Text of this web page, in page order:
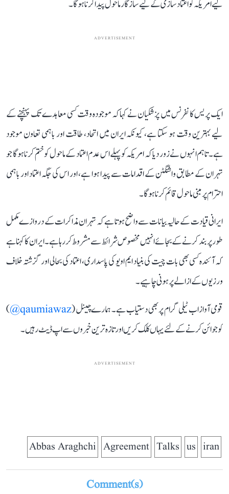
لیے امریکہ کو اعتماد سازی کے لیے سازگار ماحول پیدا کرنا ہوگا۔
ADVERTISEMENT
ایک پریس کانفرنس میں پزشکیان نے کہا کہ موجودہ وقت کسی معاہدے تک پہنچنے کے
لیے بہترین وقت ہو سکتا ہے، کیونکہ ایران میں اتحاد، طاقت اور باہمی تعاون موجود
ہے۔ تاہم انہوں نے زور دیا کہ امریکہ کو پہلے اس عدم اعتماد کے ماحول کو ختم کرنا ہوگا جو
تہران کے مطابق واشنگٹن کے اقدامات سے پیدا ہوا ہے، اور اس کی جگہ اعتماد اور باہمی
احترام پر مبنی ماحول قائم کرنا ہوگا۔
ایرانی قیادت کے حالیہ بیانات سے واضح ہوتا ہے کہ تہران مذاکرات کے دروازے مکمل
طور پر بند کرنے کے بجائے انہیں مخصوص شرائط سے مشروط کر رہا ہے۔ ایران کا کہنا ہے
کہ آئندہ کسی بھی بات چیت کی بنیاد ایم او یو کی پاسداری، اعتماد کی بحالی اور گزشتہ خلاف
ورزیوں کے ازالے پر ہونی چاہیے۔
قومی آواز اب ٹیلی گرام پر بھی دستیاب ہے۔ ہمارے چینل (qaumiawaz@
)
کو جوائن کرنے کے لئے یہاں کلک کریں اور تازہ ترین خبروں سے اپ ڈیٹ رہیں۔
ADVERTISEMENT
iran
us
Talks
Agreement
Abbas Araghchi
Comment(s)